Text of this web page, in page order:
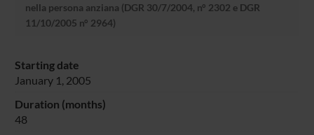
nella persona anziana (DGR 30/7/2004, n° 2302 e DGR
11/10/2005 n° 2964)
Starting date
January 1, 2005
Duration (months)
48